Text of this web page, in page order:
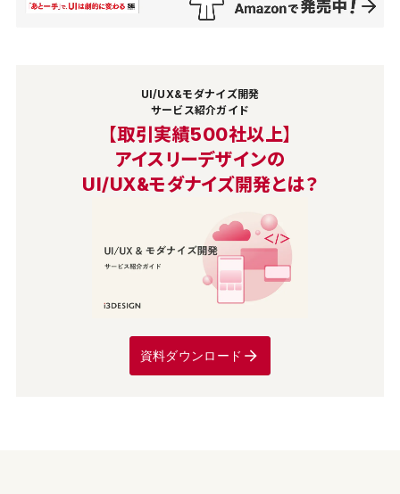
UI/UX&モダナイズ開発
サービス紹介ガイド
【取引実績500社以上】
アイスリーデザインの
UI/UX&モダナイズ開発とは？
資料ダウンロード